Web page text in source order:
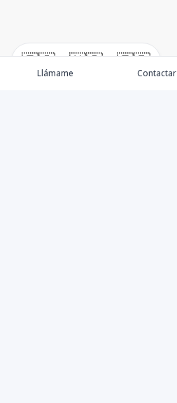
🇪🇸 🇺🇸 🇫🇷
Llámame Contactar